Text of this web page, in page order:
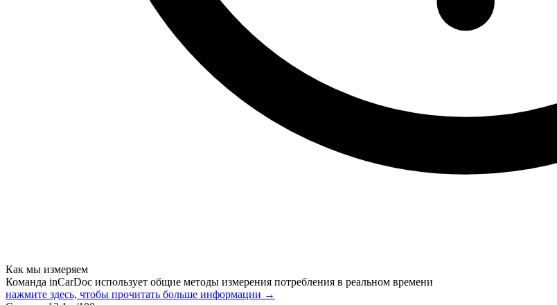
Как мы измеряем
Команда inCarDoc использует общие методы измерения потребления в реальном времени
нажмите здесь, чтобы прочитать больше информации →